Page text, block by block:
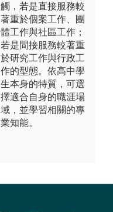
觸，若是直接服務較
著重於個案工作、團
體工作與社區工作；
若是間接服務較著重
於研究工作與行政工
作的型態。依高中學
生本身的特質，可選
擇適合自身的職涯場
域，並學習相關的專
業知能。